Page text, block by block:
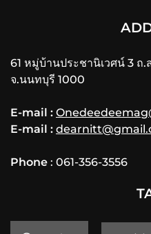
61 หมู่บ้านประชานิเวศน์ 3 ถ
จ.นนทบุรี 1000
E-mail :
E-mail :
Phone : 061-356-3556